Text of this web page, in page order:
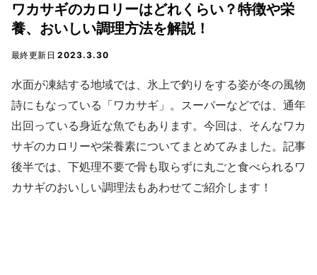
ワカサギのカロリーはどれくらい？特徴や栄
養、おいしい調理方法を解説！
最終更新日2023.3.30
水面が凍結する地域では、氷上で釣りをする姿が冬の風物
詩にもなっている「ワカサギ」。スーパーなどでは、通年
出回っている身近な魚でもあります。今回は、そんなワカ
サギのカロリーや栄養素についてまとめてみました。記事
後半では、下処理不要で骨も取らずに丸ごと食べられるワ
カサギのおいしい調理法もあわせてご紹介します！